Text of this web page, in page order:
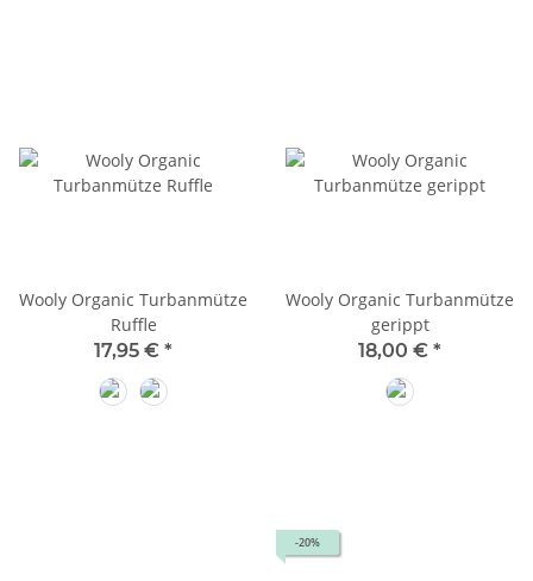
Wooly Organic Turbanmütze
Ruffle
17,95 € *
Wooly Organic Turbanmütze
gerippt
18,00 € *
-20%